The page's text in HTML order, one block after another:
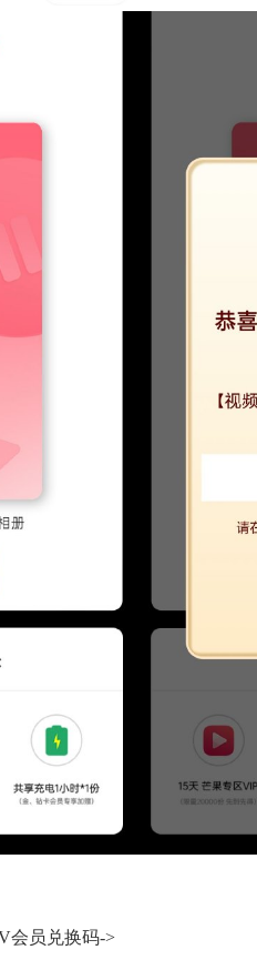
会员兑换码->